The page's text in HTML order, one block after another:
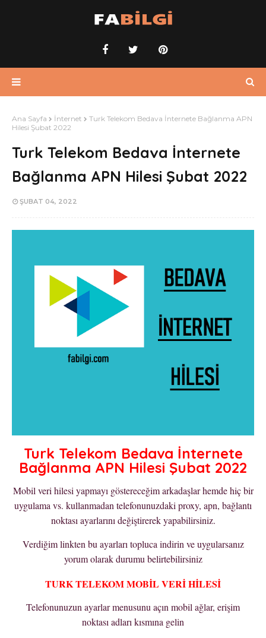
Ana Sayfa İnternet
Turk Telekom Bedava İnternete Bağlanma APN
Hilesi Şubat 2022
Turk Telekom Bedava İnternete
Bağlanma APN Hilesi Şubat 2022
ŞUBAT 04, 2022
Turk Telekom Bedava İnternete
Bağlanma APN Hilesi Şubat 2022
Mobil veri hilesi yapmayı göstereceğim arkadaşlar hemde hiç bir
uygulama vs. kullanmadan telefonunuzdaki proxy, apn, bağlantı
noktası ayarlarını değiştirerek yapabilirsiniz.
Verdiğim linkten bu ayarları topluca indirin ve uygularsanız
yorum olarak durumu belirtebilirsiniz
TURK TELEKOM MOBİL VERİ HİLESİ
Telefonunuzun ayarlar menusunu açın mobil ağlar, erişim
noktası adları kısmına gelin